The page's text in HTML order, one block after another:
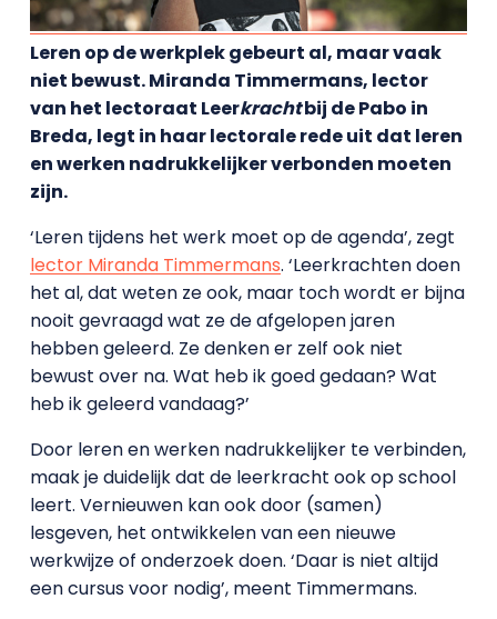
Leren op de werkplek gebeurt al, maar vaak
niet bewust. Miranda Timmermans, lector
van het lectoraat Leerkrachtbij de Pabo in
Breda, legt in haar lectorale rede uit dat leren
en werken nadrukkelijker verbonden moeten
zijn.
‘Leren tijdens het werk moet op de agenda’, zegt
lector Miranda Timmermans. ‘Leerkrachten doen
het al, dat weten ze ook, maar toch wordt er bijna
nooit gevraagd wat ze de afgelopen jaren
hebben geleerd. Ze denken er zelf ook niet
bewust over na. Wat heb ik goed gedaan? Wat
heb ik geleerd vandaag?’
Door leren en werken nadrukkelijker te verbinden,
maak je duidelijk dat de leerkracht ook op school
leert. Vernieuwen kan ook door (samen)
lesgeven, het ontwikkelen van een nieuwe
werkwijze of onderzoek doen. ‘Daar is niet altijd
een cursus voor nodig’, meent Timmermans.